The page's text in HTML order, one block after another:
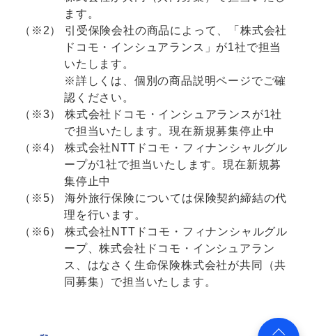
ます。
引受保険会社の商品によって、「株式会社
ドコモ・インシュアランス」が1社で担当
いたします。
※詳しくは、個別の商品説明ページでご確
認ください。
株式会社ドコモ・インシュアランスが1社
で担当いたします。現在新規募集停止中
株式会社NTTドコモ・フィナンシャルグル
ープが1社で担当いたします。現在新規募
集停止中
海外旅行保険については保険契約締結の代
理を行います。
株式会社NTTドコモ・フィナンシャルグル
ープ、株式会社ドコモ・インシュアラン
ス、はなさく生命保険株式会社が共同（共
同募集）で担当いたします。